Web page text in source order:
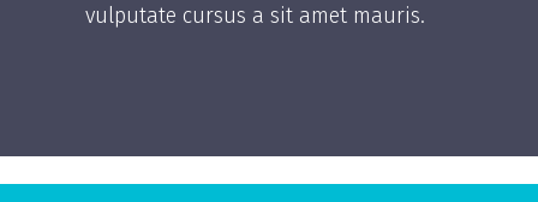
vulputate cursus a sit amet mauris.